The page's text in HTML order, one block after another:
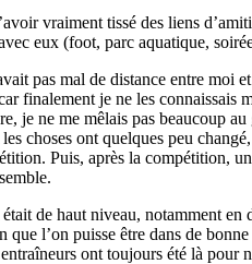
vraiment tissé des liens
eux (foot, parc aquatique,
pas mal de distance entre moi
finalement je ne les connaissais
je ne me mêlais pas beaucoup
choses ont quelques peu
Puis, après la compétition,
était de haut niveau, notamment
que l’on puisse être dans de
ont toujours été là pour